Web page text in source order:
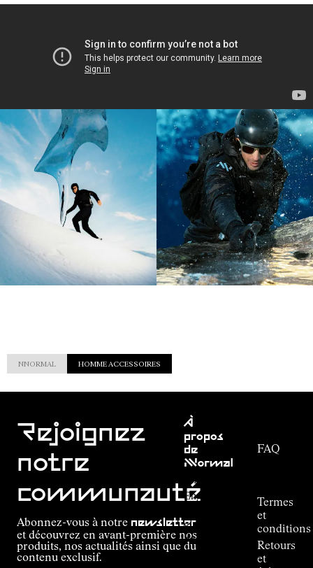
NNORMAL HOMME ACCESSOIRES
Rejoignez
notre
communauté
Abonnez-vous à notre newsletter
et découvrez en avant-première nos
produits, nos actualités ainsi que du
contenu exclusif.
À
propos
de
NNormal
Mission
Engagement
guide
Alpine
Connections
FAQ
Termes
et
conditions
Retours
et